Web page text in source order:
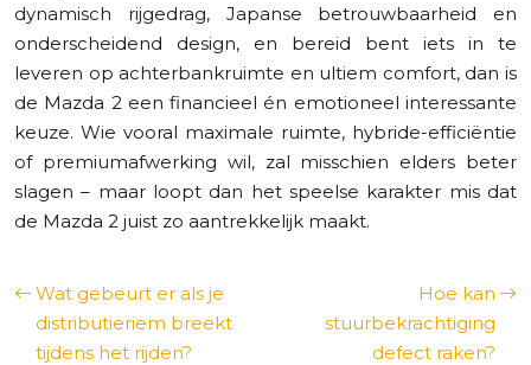
dynamisch rijgedrag, Japanse betrouwbaarheid en
onderscheidend design, en bereid bent iets in te
leveren op achterbankruimte en ultiem comfort, dan is
de Mazda 2 een financieel én emotioneel interessante
keuze. Wie vooral maximale ruimte, hybride-efficiëntie
of premiumafwerking wil, zal misschien elders beter
slagen – maar loopt dan het speelse karakter mis dat
de Mazda 2 juist zo aantrekkelijk maakt.
Wat gebeurt er als je
distributieriem breekt
tijdens het rijden?
Hoe kan
stuurbekrachtiging
defect raken?